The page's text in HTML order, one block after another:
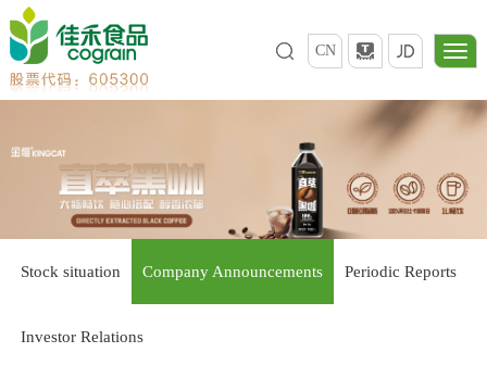
CN
Stock situation Company Announcements Periodic Reports
Investor Relations